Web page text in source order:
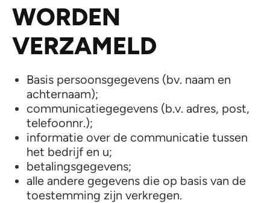
WORDEN
VERZAMELD
Basis persoonsgegevens (bv. naam en
achternaam);
communicatiegegevens (b.v. adres, post,
telefoonnr.);
informatie over de communicatie tussen
het bedrijf en u;
betalingsgegevens;
alle andere gegevens die op basis van de
toestemming zijn verkregen.